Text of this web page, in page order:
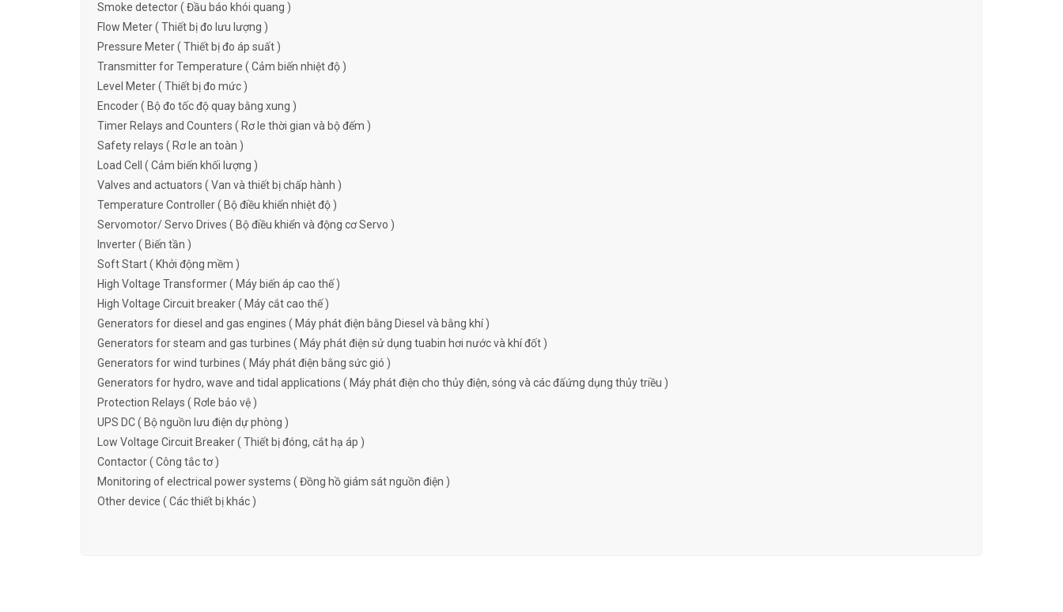
Smoke detector ( Đầu báo khói quang )
Flow Meter ( Thiết bị đo lưu lượng )
Pressure Meter ( Thiết bị đo áp suất )
Transmitter for Temperature ( Cảm biến nhiệt độ )
Level Meter ( Thiết bị đo mức )
Encoder ( Bộ đo tốc độ quay bằng xung )
Timer Relays and Counters ( Rơ le thời gian và bộ đếm )
Safety relays ( Rơ le an toàn )
Load Cell ( Cảm biến khối lượng )
Valves and actuators ( Van và thiết bị chấp hành )
Temperature Controller ( Bộ điều khiển nhiệt độ )
Servomotor/ Servo Drives ( Bộ điều khiển và động cơ Servo )
Inverter ( Biến tần )
Soft Start ( Khởi động mềm )
High Voltage Transformer ( Máy biến áp cao thế )
High Voltage Circuit breaker ( Máy cắt cao thế )
Generators for diesel and gas engines ( Máy phát điện bằng Diesel và bằng khí )
Generators for steam and gas turbines ( Máy phát điện sử dụng tuabin hơi nước và khí đốt )
Generators for wind turbines ( Máy phát điện bằng sức gió )
Generators for hydro, wave and tidal applications ( Máy phát điện cho thủy điện, sóng và các đấứng dụng thủy triều )
Protection Relays ( Rơle bảo vệ )
UPS DC ( Bộ nguồn lưu điện dự phòng )
Low Voltage Circuit Breaker ( Thiết bị đóng, cắt hạ áp )
Contactor ( Công tắc tơ )
Monitoring of electrical power systems ( Đồng hồ giám sát nguồn điện )
Other device ( Các thiết bị khác )